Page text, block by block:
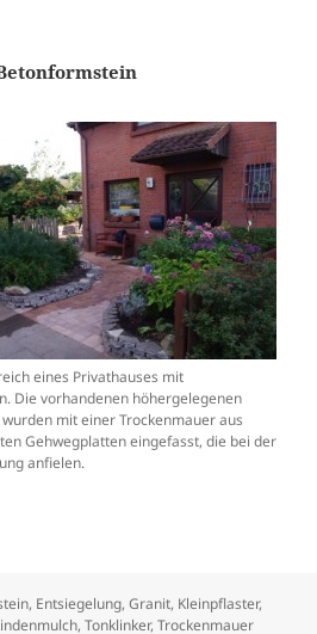
eines Privathauses mit
Die vorhandenen höhergelegenen
mit einer Trockenmauer aus
Gehwegplatten eingefasst, die bei der
anfielen.
, Entsiegelung,Granit, Kleinpflaster,
,Tonklinker,Trockenmauer